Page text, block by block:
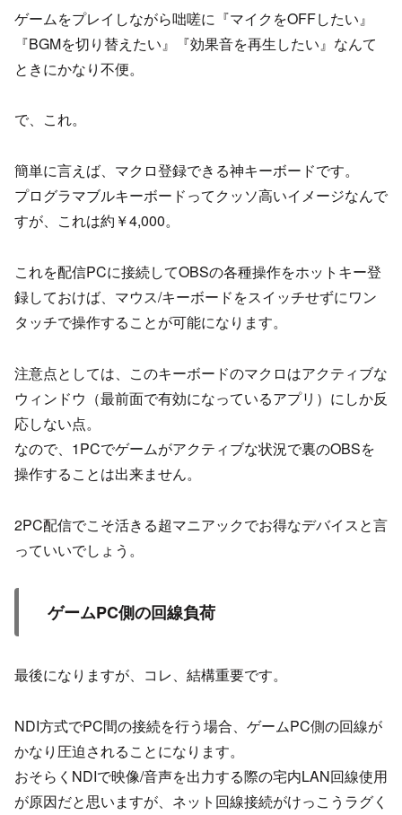
ゲームをプレイしながら咄嗟に『マイクをOFFしたい』
『BGMを切り替えたい』『効果音を再生したい』なんて
ときにかなり不便。
で、これ。
簡単に言えば、マクロ登録できる神キーボードです。
プログラマブルキーボードってクッソ高いイメージなんで
すが、これは約￥4,000。
これを配信PCに接続してOBSの各種操作をホットキー登
録しておけば、マウス/キーボードをスイッチせずにワン
タッチで操作することが可能になります。
注意点としては、このキーボードのマクロはアクティブな
ウィンドウ（最前面で有効になっているアプリ）にしか反
応しない点。
なので、1PCでゲームがアクティブな状況で裏のOBSを
操作することは出来ません。
2PC配信でこそ活きる超マニアックでお得なデバイスと言
っていいでしょう。
ゲームPC側の回線負荷
最後になりますが、コレ、結構重要です。
NDI方式でPC間の接続を行う場合、ゲームPC側の回線が
かなり圧迫されることになります。
おそらくNDIで映像/音声を出力する際の宅内LAN回線使用
が原因だと思いますが、ネット回線接続がけっこうラグく